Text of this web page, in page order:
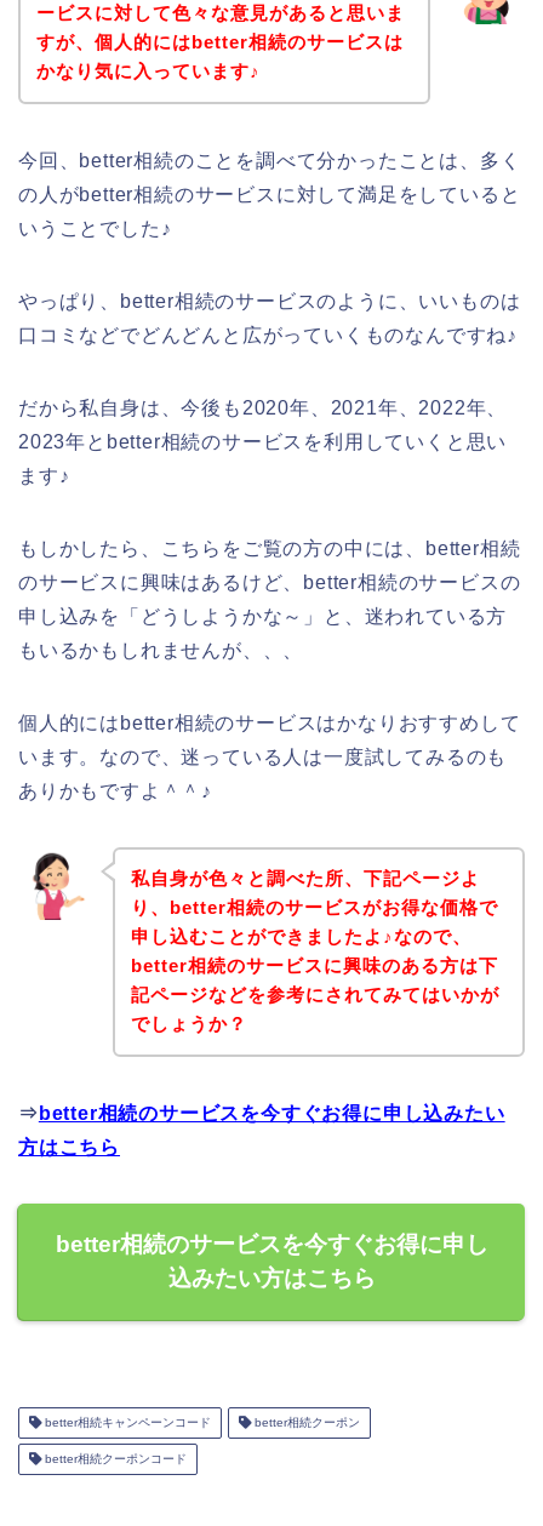
ービスに対して色々な意見があると思いま
すが、個人的にはbetter相続のサービスは
かなり気に入っています♪
今回、better相続のことを調べて分かったことは、多く
の人がbetter相続のサービスに対して満足をしていると
いうことでした♪
やっぱり、better相続のサービスのように、いいものは
口コミなどでどんどんと広がっていくものなんですね♪
だから私自身は、今後も2020年、2021年、2022年、
2023年とbetter相続のサービスを利用していくと思い
ます♪
もしかしたら、こちらをご覧の方の中には、better相続
のサービスに興味はあるけど、better相続のサービスの
申し込みを「どうしようかな～」と、迷われている方
もいるかもしれませんが、、、
個人的にはbetter相続のサービスはかなりおすすめして
います。なので、迷っている人は一度試してみるのも
ありかもですよ＾＾♪
私自身が色々と調べた所、下記ページよ
り、better相続のサービスがお得な価格で
申し込むことができましたよ♪なので、
better相続のサービスに興味のある方は下
記ページなどを参考にされてみてはいかが
でしょうか？
⇒ better相続のサービスを今すぐお得に申し込みたい
方はこちら
better相続のサービスを今すぐお得に申し
込みたい方はこちら
better相続キャンペーンコード better相続クーポン
better相続クーポンコード